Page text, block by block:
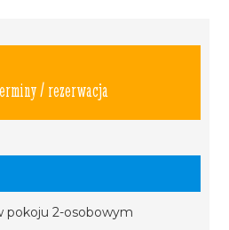
/ rezerwacja
pokoju 2-osobowym